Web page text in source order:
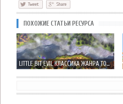
ПОХОЖИЕ СТАТЬИ РЕСУРСА
LITTLE BIT EVIL КЛАССИКА ЖАНРА TOWER DEFENSE НА СТОРОНЕ ЗЛА, А НЕ ДОБРА